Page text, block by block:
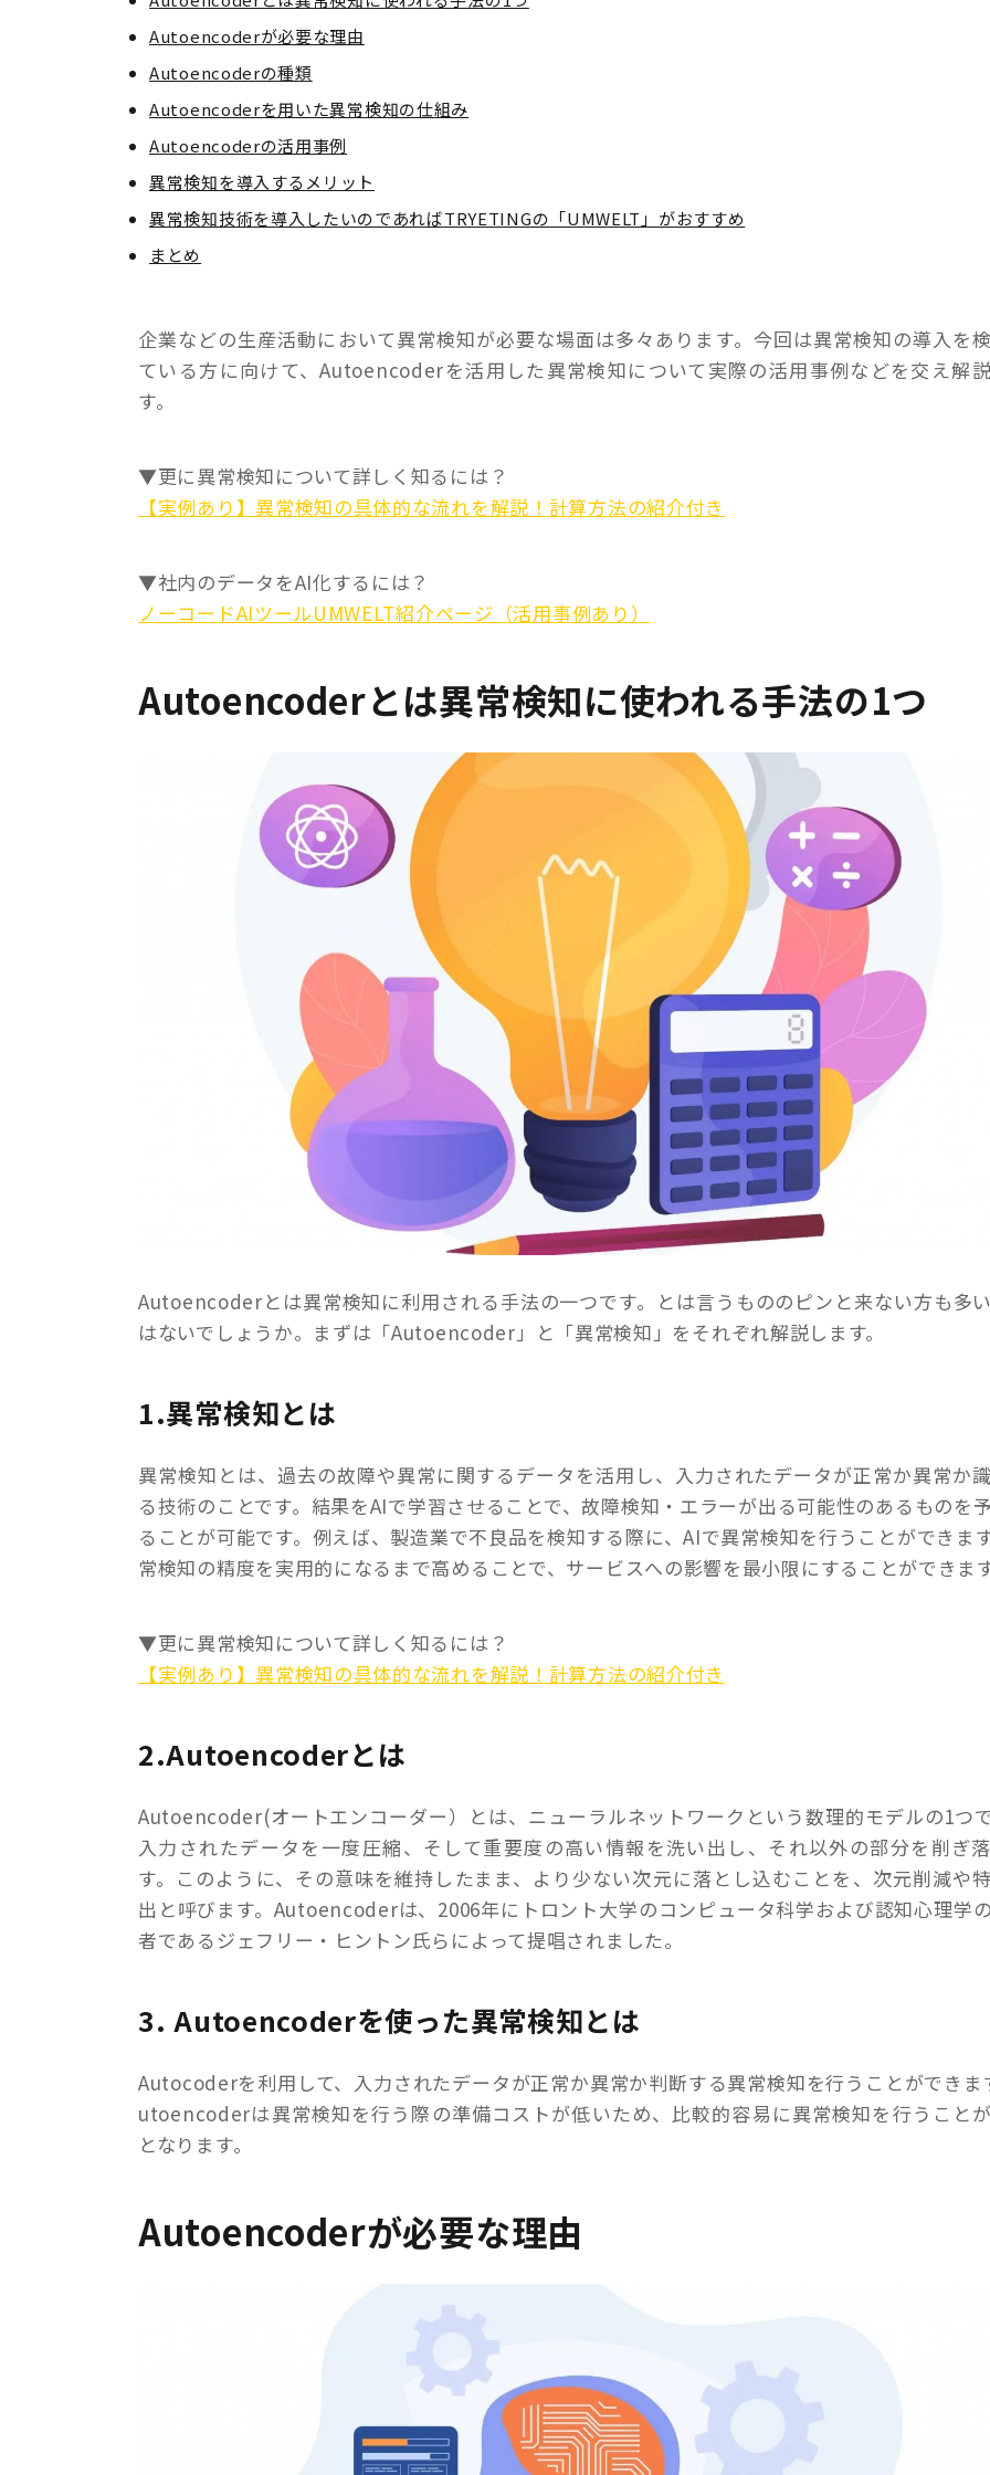
Autoencoderが必要な理由
Autoencoderの種類
Autoencoderを用いた異常検知の仕組み
Autoencoderの活用事例
異常検知を導入するメリット
異常検知技術を導入したいのであればTRYETINGの「UMWELT」がおすすめ
まとめ
企業などの生産活動において異常検知が必要な場面は多々あります。今回は異常検知の導入を
ている方に向けて、Autoencoderを活用した異常検知について実際の活用事例などを交え解
す。
▼更に異常検知について詳しく知るには？
【実例あり】異常検知の具体的な流れを解説！計算方法の紹介付き
▼社内のデータをAI化するには？
ノーコードAIツールUMWELT紹介ページ（活用事例あり）
Autoencoderとは異常検知に使われる手法の1つ
Autoencoderとは異常検知に利用される手法の一つです。とは言うもののピンと来ない方も多
はないでしょうか。まずは「Autoencoder」と「異常検知」をそれぞれ解説します。
1.異常検知とは
異常検知とは、過去の故障や異常に関するデータを活用し、入力されたデータが正常か異常か
る技術のことです。結果をAIで学習させることで、故障検知・エラーが出る可能性のあるものを
ることが可能です。例えば、製造業で不良品を検知する際に、AIで異常検知を行うことができま
常検知の精度を実用的になるまで高めることで、サービスへの影響を最小限にすることができます
▼更に異常検知について詳しく知るには？
【実例あり】異常検知の具体的な流れを解説！計算方法の紹介付き
2.Autoencoderとは
Autoencoder(オートエンコーダー）とは、ニューラルネットワークという数理的モデルの1つで
入力されたデータを一度圧縮、そして重要度の高い情報を洗い出し、それ以外の部分を削ぎ
す。このように、その意味を維持したまま、より少ない次元に落とし込むことを、次元削減や
出と呼びます。Autoencoderは、2006年にトロント大学のコンピュータ科学および認知心理学
者であるジェフリー・ヒントン氏らによって提唱されました。
3. Autoencoderを使った異常検知とは
Autocoderを利用して、入力されたデータが正常か異常か判断する異常検知を行うことができま
utoencoderは異常検知を行う際の準備コストが低いため、比較的容易に異常検知を行うこと
となります。
Autoencoderが必要な理由